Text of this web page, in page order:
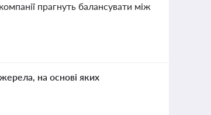
прагнуть балансувати між
на основі яких